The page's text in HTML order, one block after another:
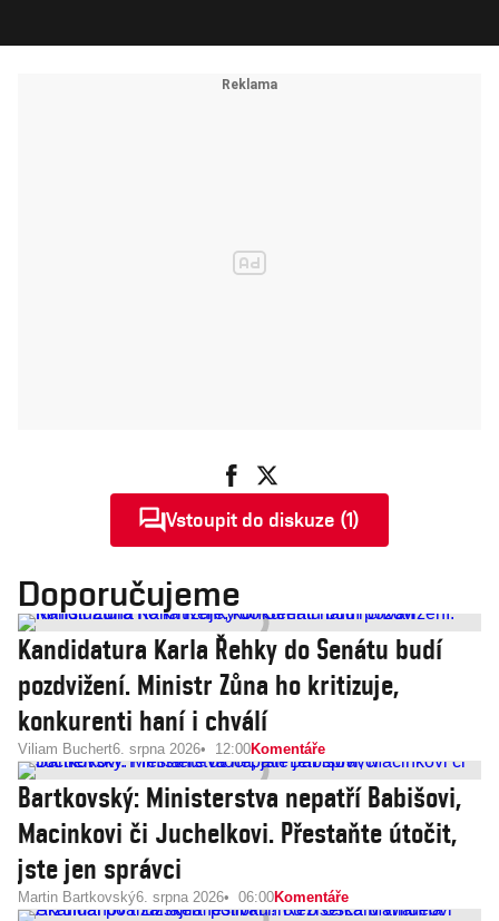
Vstoupit do diskuze (1)
Doporučujeme
Kandidatura Karla Řehky do Senátu budí
pozdvižení. Ministr Zůna ho kritizuje,
konkurenti haní i chválí
Viliam Buchert6. srpna 2026 12:00Komentáře
Bartkovský: Ministerstva nepatří Babišovi,
Macinkovi či Juchelkovi. Přestaňte útočit,
jste jen správci
Martin Bartkovský6. srpna 2026 06:00Komentáře